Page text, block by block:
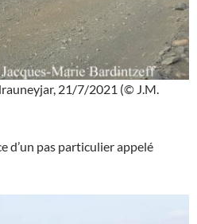
21/7/2021 (© J.M.
d’un pas particulier appelé